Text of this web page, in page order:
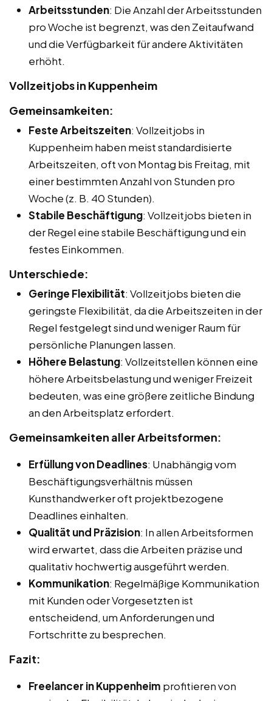
Arbeitsstunden: Die Anzahl der Arbeitsstunden
pro Woche ist begrenzt, was den Zeitaufwand
und die Verfügbarkeit für andere Aktivitäten
erhöht.
Vollzeitjobs in Kuppenheim
Gemeinsamkeiten:
Feste Arbeitszeiten: Vollzeitjobs in
Kuppenheim haben meist standardisierte
Arbeitszeiten, oft von Montag bis Freitag, mit
einer bestimmten Anzahl von Stunden pro
Woche (z. B. 40 Stunden).
Stabile Beschäftigung: Vollzeitjobs bieten in
der Regel eine stabile Beschäftigung und ein
festes Einkommen.
Unterschiede:
Geringe Flexibilität: Vollzeitjobs bieten die
geringste Flexibilität, da die Arbeitszeiten in der
Regel festgelegt sind und weniger Raum für
persönliche Planungen lassen.
Höhere Belastung: Vollzeitstellen können eine
höhere Arbeitsbelastung und weniger Freizeit
bedeuten, was eine größere zeitliche Bindung
an den Arbeitsplatz erfordert.
Gemeinsamkeiten aller Arbeitsformen:
Erfüllung von Deadlines: Unabhängig vom
Beschäftigungsverhältnis müssen
Kunsthandwerker oft projektbezogene
Deadlines einhalten.
Qualität und Präzision: In allen Arbeitsformen
wird erwartet, dass die Arbeiten präzise und
qualitativ hochwertig ausgeführt werden.
Kommunikation: Regelmäßige Kommunikation
mit Kunden oder Vorgesetzten ist
entscheidend, um Anforderungen und
Fortschritte zu besprechen.
Fazit:
Freelancer in Kuppenheim profitieren von